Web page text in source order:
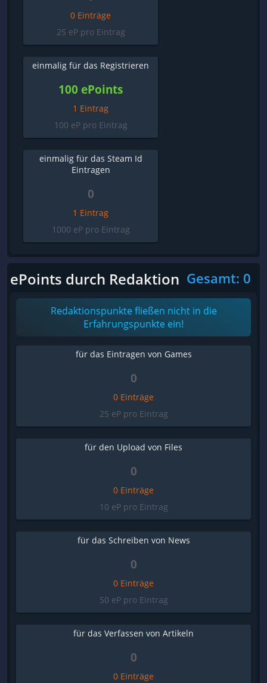
0 Einträge
25 eP pro Eintrag
einmalig für das Registrieren
100 ePoints
1 Eintrag
100 eP pro Eintrag
einmalig für das Steam Id
Eintragen
0
1 Eintrag
1000 eP pro Eintrag
ePoints durch Redaktion Gesamt: 0
Redaktionspunkte fließen nicht in die
Erfahrungspunkte ein!
für das Eintragen von Games
0
0 Einträge
25 eP pro Eintrag
für den Upload von Files
0
0 Einträge
10 eP pro Eintrag
für das Schreiben von News
0
0 Einträge
50 eP pro Eintrag
für das Verfassen von Artikeln
0
0 Einträge